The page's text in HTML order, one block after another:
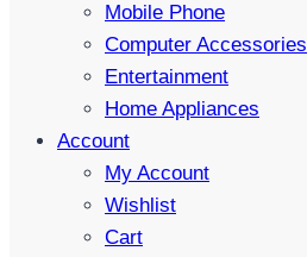
Mobile Phone
Computer Accessories
Entertainment
Home Appliances
Account
My Account
Wishlist
Cart